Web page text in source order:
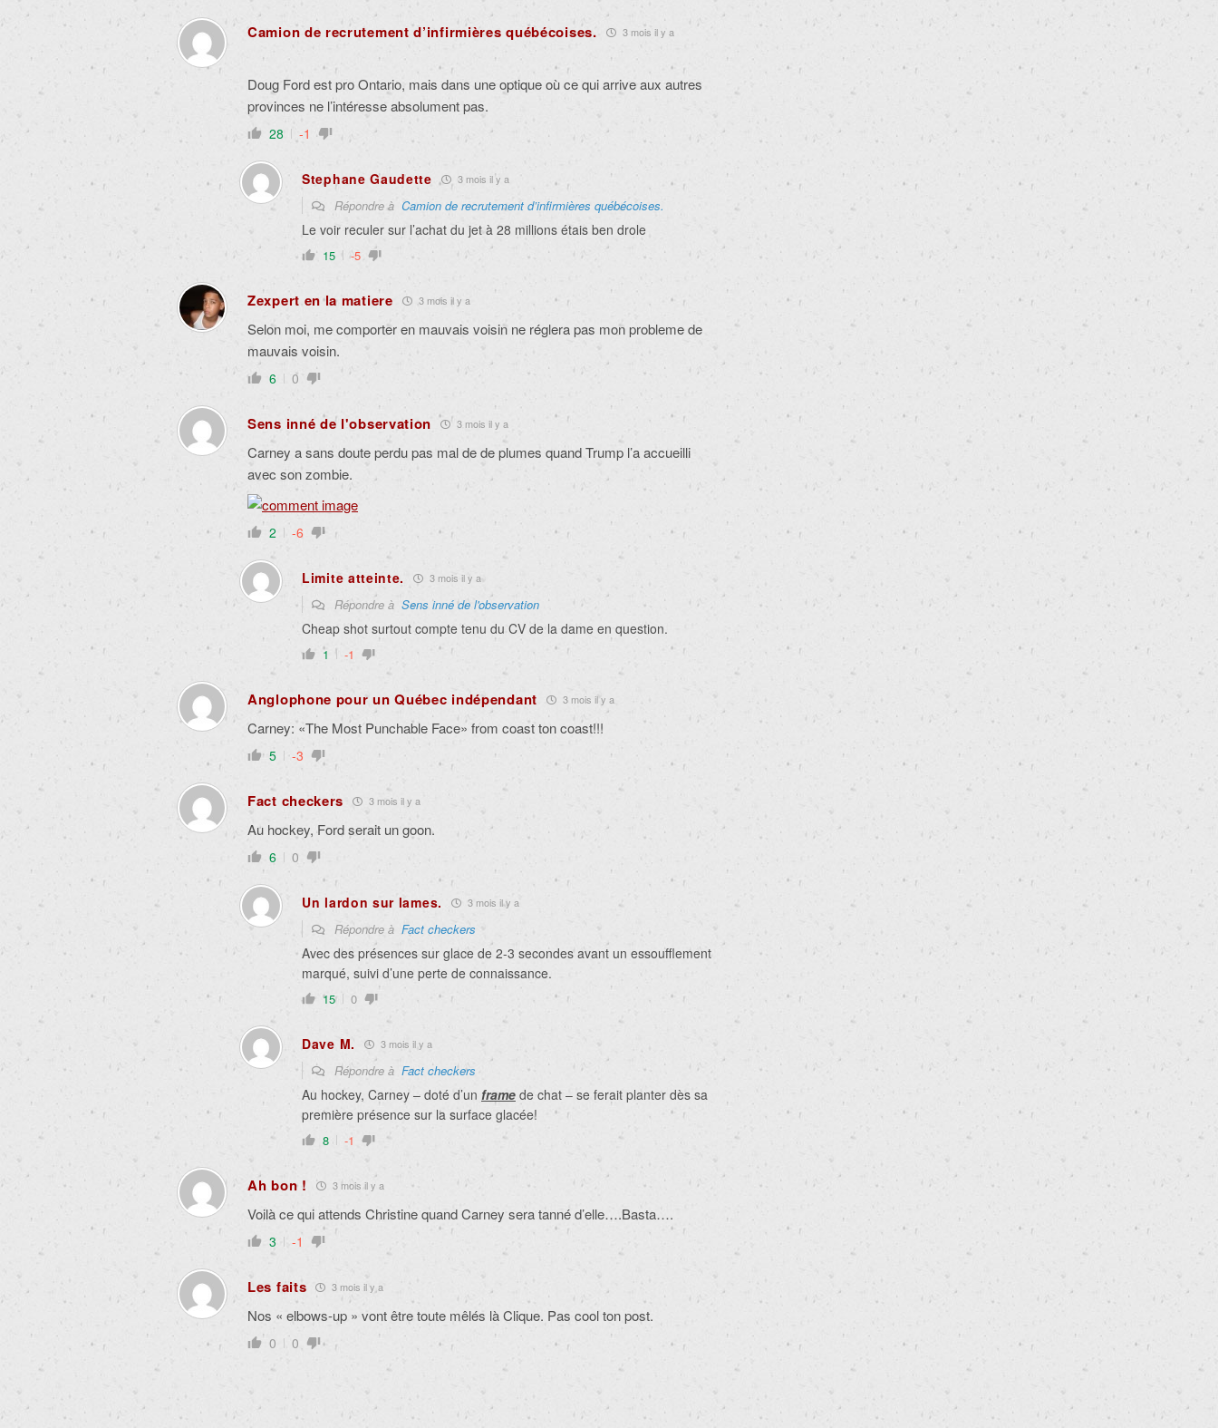
Camion de recrutement d’infirmières québécoises. 3 mois il y a
Doug Ford est pro Ontario, mais dans une optique où ce qui arrive aux autres
provinces ne l’intéresse absolument pas.
28 -1
Stephane Gaudette 3 mois il y a
Répondre à Camion de recrutement d’infirmières québécoises.
Le voir reculer sur l’achat du jet à 28 millions étais ben drole
15 -5
Zexpert en la matiere 3 mois il y a
Selon moi, me comporter en mauvais voisin ne réglera pas mon probleme de
mauvais voisin.
6 0
Sens inné de l'observation 3 mois il y a
Carney a sans doute perdu pas mal de de plumes quand Trump l’a accueilli
avec son zombie.
2 -6
Limite atteinte. 3 mois il y a
Répondre à Sens inné de l'observation
Cheap shot surtout compte tenu du CV de la dame en question.
1 -1
Anglophone pour un Québec indépendant 3 mois il y a
Carney:«The Most Punchable Face» from coast ton coast!!!
5 -3
Fact checkers 3 mois il y a
Au hockey, Ford serait un goon.
6 0
Un lardon sur lames. 3 mois il y a
Répondre à Fact checkers
Avec des présences sur glace de 2-3 secondes avant un essoufflement
marqué, suivi d’une perte de connaissance.
15 0
Dave M. 3 mois il y a
Répondre à Fact checkers
Au hockey, Carney – doté d’un frame de chat – se ferait planter dès sa
première présence sur la surface glacée!
8 -1
Ah bon ! 3 mois il y a
Voilà ce qui attends Christine quand Carney sera tanné d’elle….Basta….
3 -1
Les faits 3 mois il y a
Nos « elbows-up » vont être toute mêlés là Clique. Pas cool ton post.
0 0